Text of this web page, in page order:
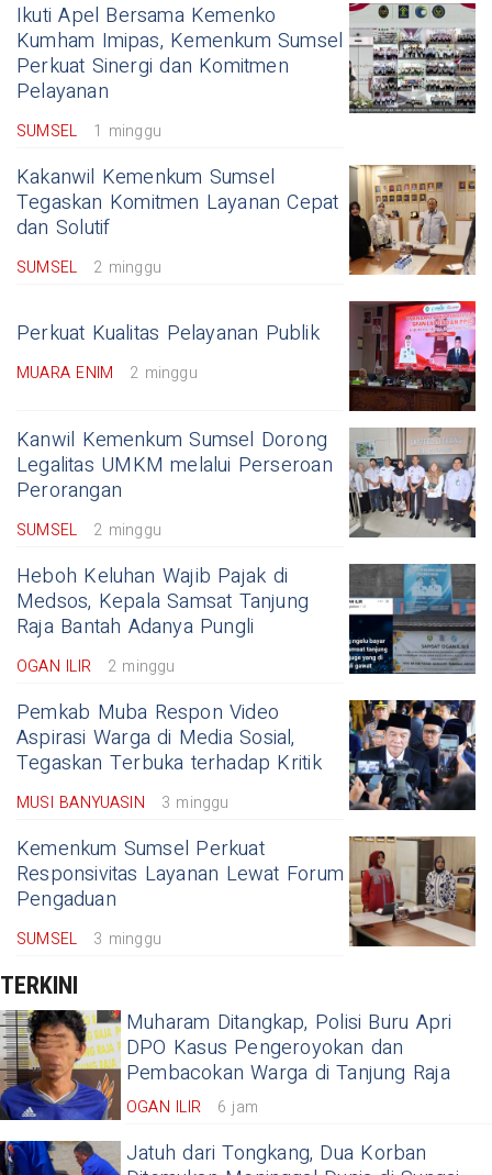
Ikuti Apel Bersama Kemenko
Kumham Imipas, Kemenkum Sumsel
Perkuat Sinergi dan Komitmen
Pelayanan
SUMSEL 1 minggu
Kakanwil Kemenkum Sumsel
Tegaskan Komitmen Layanan Cepat
dan Solutif
SUMSEL 2 minggu
Perkuat Kualitas Pelayanan Publik
MUARA ENIM 2 minggu
Kanwil Kemenkum Sumsel Dorong
Legalitas UMKM melalui Perseroan
Perorangan
SUMSEL 2 minggu
Heboh Keluhan Wajib Pajak di
Medsos, Kepala Samsat Tanjung
Raja Bantah Adanya Pungli
OGAN ILIR 2 minggu
Pemkab Muba Respon Video
Aspirasi Warga di Media Sosial,
Tegaskan Terbuka terhadap Kritik
MUSI BANYUASIN 3 minggu
Kemenkum Sumsel Perkuat
Responsivitas Layanan Lewat Forum
Pengaduan
SUMSEL 3 minggu
TERKINI
Muharam Ditangkap, Polisi Buru Apri
DPO Kasus Pengeroyokan dan
Pembacokan Warga di Tanjung Raja
OGAN ILIR 6 jam
Jatuh dari Tongkang, Dua Korban